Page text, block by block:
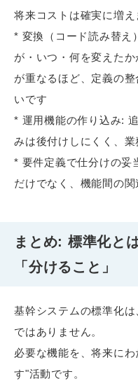
将来コストは確実に増え
* 変換（コード読み替え
が・いつ・何を変えた
が重なるほど、定義の
いです
* 運用機能の作り込み:
みは後付けしにくく、
* 要件定義で仕分けの妥
だけでなく、機能間の
まとめ: 標準化と
「分けること」
基幹システムの標準化
ではありません。
必要な機能を、将来に
す"活動です。